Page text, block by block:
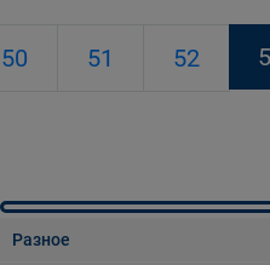
50 51 52
Разное